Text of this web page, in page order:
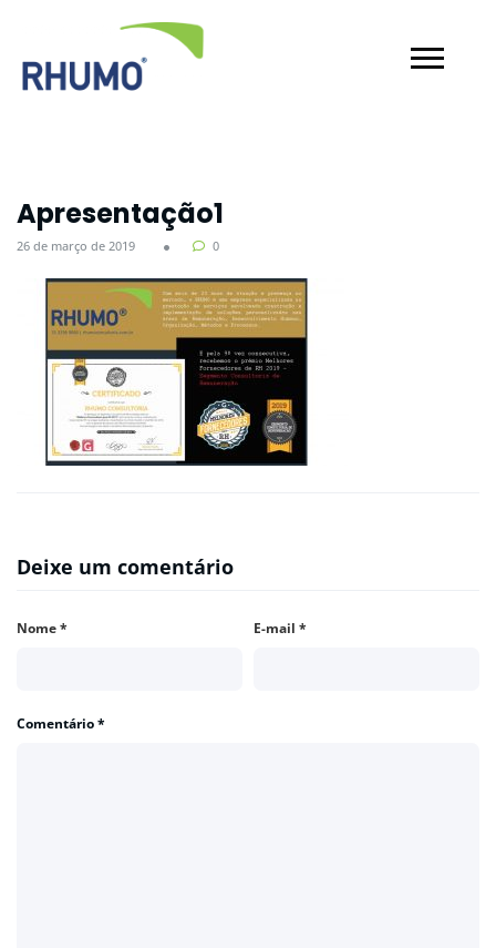
Apresentação1
26 de março de 2019 0
Deixe um comentário
Nome* E-mail *
Comentário*